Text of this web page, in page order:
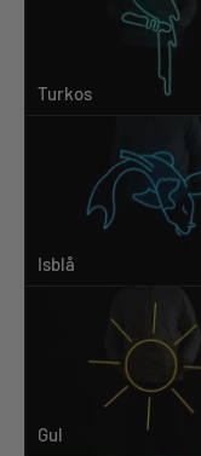
Turkos
Isblå
Gul